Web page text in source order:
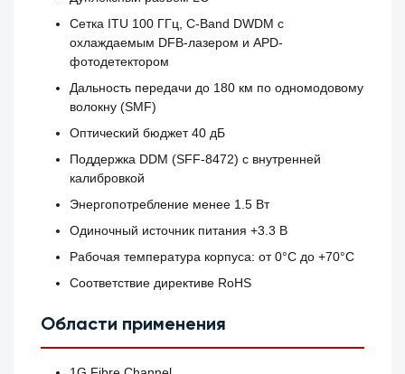
Сетка ITU 100 ГГц, C-Band DWDM с
охлаждаемым DFB-лазером и APD-
фотодетектором
Дальность передачи до 180 км по одномодовому
волокну (SMF)
Оптический бюджет 40 дБ
Поддержка DDM (SFF-8472) с внутренней
калибровкой
Энергопотребление менее 1.5 Вт
Одиночный источник питания +3.3 В
Рабочая температура корпуса: от 0°C до +70°C
Соответствие директиве RoHS
Области применения